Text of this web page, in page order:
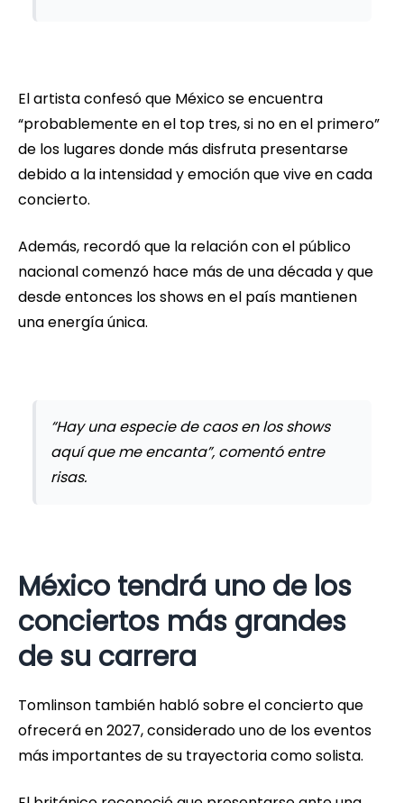
El artista confesó que México se encuentra
“probablemente en el top tres, si no en el primero”
de los lugares donde más disfruta presentarse
debido a la intensidad y emoción que vive en cada
concierto.
Además, recordó que la relación con el público
nacional comenzó hace más de una década y que
desde entonces los shows en el país mantienen
una energía única.
“Hay una especie de caos en los shows
aquí que me encanta”, comentó entre
risas.
México tendrá uno de los
conciertos más grandes
de su carrera
Tomlinson también habló sobre el concierto que
ofrecerá en 2027, considerado uno de los eventos
más importantes de su trayectoria como solista.